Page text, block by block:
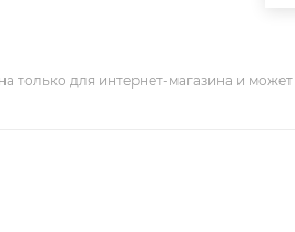
только для интернет-магазина и